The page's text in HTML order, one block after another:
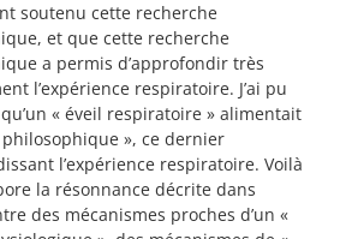
soutenu cette recherche
et que cette recherche
a permis d’approfondir très
l’expérience respiratoire. J’ai pu
« éveil respiratoire » alimentait
», ce dernier
l’expérience respiratoire. Voilà
la résonnance décrite dans
des mécanismes proches d’un «